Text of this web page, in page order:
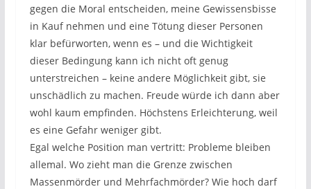
gegen die Moral entscheiden, meine Gewissensbisse
in Kauf nehmen und eine Tötung dieser Personen
klar befürworten, wenn es – und die Wichtigkeit
dieser Bedingung kann ich nicht oft genug
unterstreichen – keine andere Möglichkeit gibt, sie
unschädlich zu machen. Freude würde ich dann aber
wohl kaum empfinden. Höchstens Erleichterung, weil
es eine Gefahr weniger gibt.
Egal welche Position man vertritt: Probleme bleiben
allemal. Wo zieht man die Grenze zwischen
Massenmörder und Mehrfachmörder? Wie hoch darf